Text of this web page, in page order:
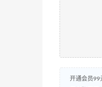
开通会员99